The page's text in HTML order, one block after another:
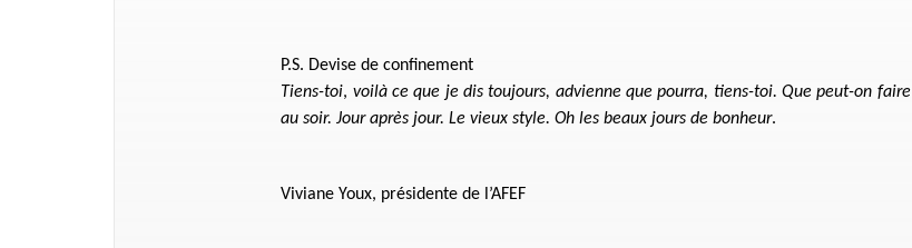
P.S. Devise de confinement
Tiens-toi, voilà ce que je dis toujours, advienne que pourra, tiens-toi. Que peut-on
au soir. Jour après jour. Le vieux style. Oh les beaux jours de bonheur.
Viviane Youx, présidente de l’AFEF